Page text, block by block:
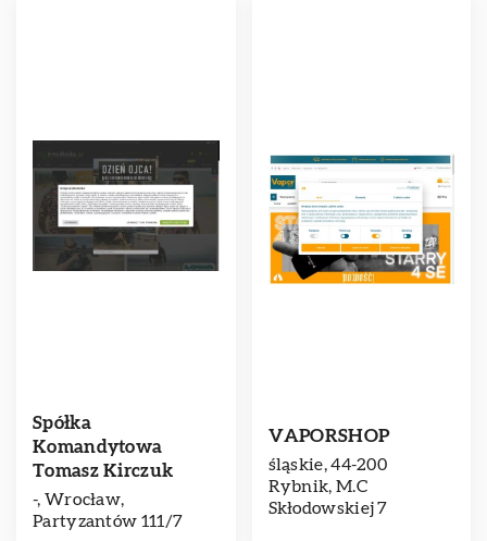
Spółka
Komandytowa
Tomasz Kirczuk
-, Wrocław,
Partyzantów 111/7
VAPORSHOP
śląskie, 44-200
Rybnik, M.C
Skłodowskiej 7